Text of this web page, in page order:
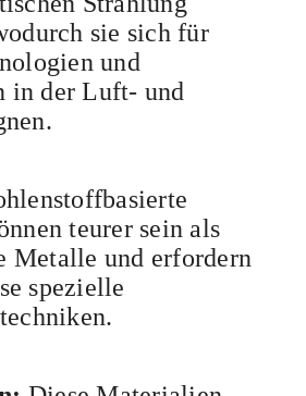
sie sich für
und
in der Luft- und
teurer sein als
Metalle und erfordern
spezielle